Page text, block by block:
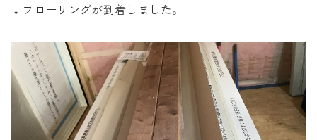
↓フローリングが到着しました。